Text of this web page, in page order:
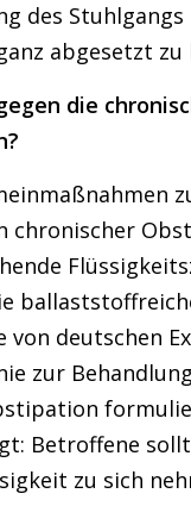
des
abgesetzt zu
die
chronischer
von deutschen
zur
Betroffene
zu sich